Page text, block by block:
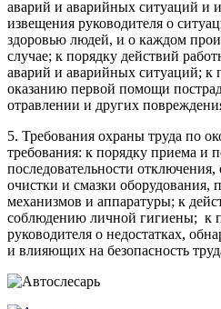
аварий и аварийных ситуаций и
извещения руководителя о
здоровью людей, и о каждом
случае; к порядку действий
аварий и аварийных ситуаций; к
оказанию первой помощи
отравлении и других
5. Требования охраны труда по
требования: к порядку приема и
последовательности отключения,
очистки и смазки
механизмов и аппаратуры; к
соблюдению личной гигиены; к
руководителя о недостатках,
и влияющих на безопасность